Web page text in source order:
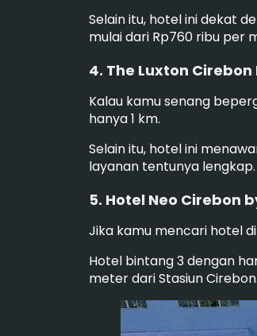
Selain itu, hotel ini dekat
mulai dari Rp760 ribu per
4. The Luxton
Kalau kamu senang
hanya 1 km.
Selain itu, hotel ini
layanan tentunya lengkap.
5. Hotel Neo Cirebon
Jika kamu mencari hotel
Hotel bintang 3 dengan
meter dari Stasiun Cirebon.